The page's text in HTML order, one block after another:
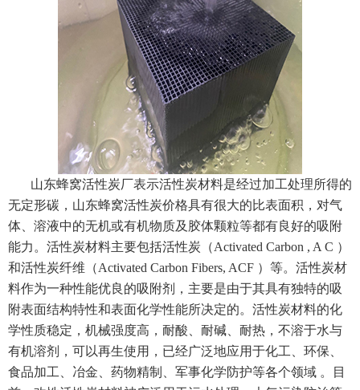
山东蜂窝活性炭厂表示活性炭材料是经过加工处理所得的
无定形碳，山东蜂窝活性炭价格具有很大的比表面积，对气
体、溶液中的无机或有机物质及胶体颗粒等都有良好的吸附
能力。活性炭材料主要包括活性炭（Activated Carbon , A C ）
和活性炭纤维（Activated Carbon Fibers, ACF ）等。活性炭材
料作为一种性能优良的吸附剂，主要是由于其具有独特的吸
附表面结构特性和表面化学性能所决定的。活性炭材料的化
学性质稳定，机械强度高，耐酸、耐碱、耐热，不溶于水与
有机溶剂，可以再生使用，已经广泛地应用于化工、环保、
食品加工、冶金、药物精制、军事化学防护等各个领域 。目